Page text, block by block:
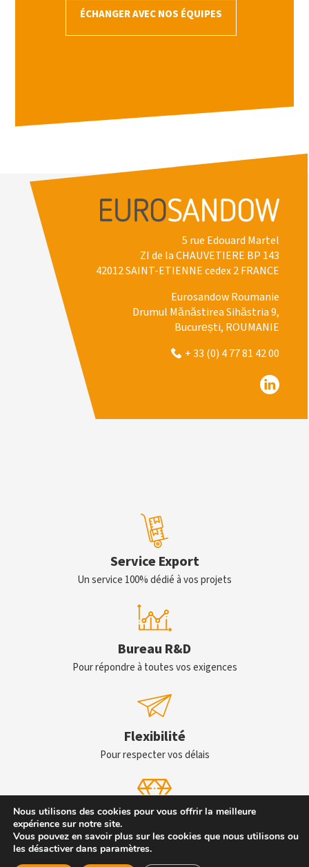
ÉCHANGER AVEC NOS ÉQUIPES
5 rue Edouard Martel
ZI de la CHAUVETIERE BP 143
42012 SAINT-ETIENNE cedex 2 FRANCE
Eurosandow Roumanie
Drumul Mănăstirea Sihăstria 9,
București, ROUMANIE
+ 33 (0) 4 77 81 42 00
Service Export
Un service 100% dédié à vos projets
Bureau R&D
Pour répondre à toutes vos exigences
Flexibilité
Pour respecter vos délais
Service qualité
Garantir un service de qualité
Nous utilisons des cookies pour vous offrir la meilleure
expérience sur notre site.
Vous pouvez en savoir plus sur les cookies que nous utilisons ou
les désactiver dans paramètres.